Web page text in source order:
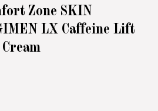
Zone SKIN
LX Caffeine Lift